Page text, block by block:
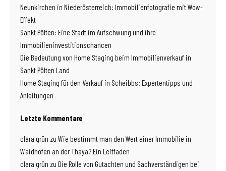
Neunkirchen in Niederösterreich: Immobilienfotografie mit Wow-
Effekt
Sankt Pölten: Eine Stadt im Aufschwung und ihre
Immobilieninvestitionschancen
Die Bedeutung von Home Staging beim Immobilienverkauf in
Sankt Pölten Land
Home Staging für den Verkauf in Scheibbs: Expertentipps und
Anleitungen
Letzte Kommentare
clara grün zu Wie bestimmt man den Wert einer Immobilie in
Waidhofen an der Thaya? Ein Leitfaden
clara grün zu Die Rolle von Gutachten und Sachverständigen bei